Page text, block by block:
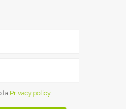
la Privacy policy